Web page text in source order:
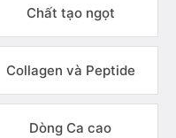
Chất tạo ngọt
Collagen và Peptide
Dòng Ca cao